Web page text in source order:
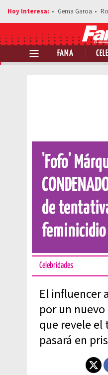
Gema Garoa
FAMA
'Fofo'
de
feminicidio
Celebridades
El influencer
por un
que revele
pasará en